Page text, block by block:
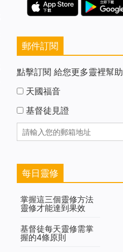
郵件訂閱
點擊訂閱 給您更多靈裡幫助
天國福音
基督徒見證
每日靈修
掌握這三個靈修方法
靈修才能達到果效
基督徒每天靈修需掌
握的4條原則